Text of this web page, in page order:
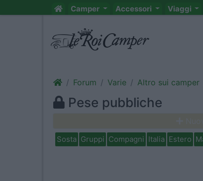
Camper Accessori Viaggi
Forum Varie Altro sui camper
Pese pubbliche
Sosta Gruppi Compagni Italia Estero